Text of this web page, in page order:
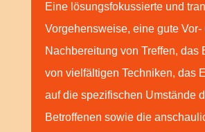
Eine lösungsfokussierte und
Vorgehensweise, eine gute Vor-
Nachbereitung von Treffen, das
von vielfältigen Techniken, das
auf die spezifischen Umstände
Betroffenen sowie die